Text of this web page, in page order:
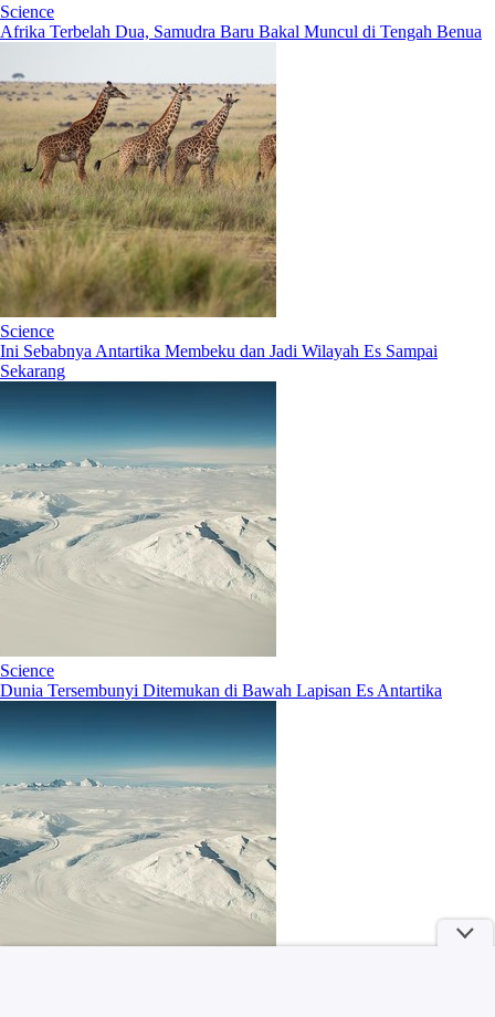
Science
Afrika Terbelah Dua, Samudra Baru Bakal Muncul di Tengah Benua
Science
Ini Sebabnya Antartika Membeku dan Jadi Wilayah Es Sampai
Sekarang
Science
Dunia Tersembunyi Ditemukan di Bawah Lapisan Es Antartika